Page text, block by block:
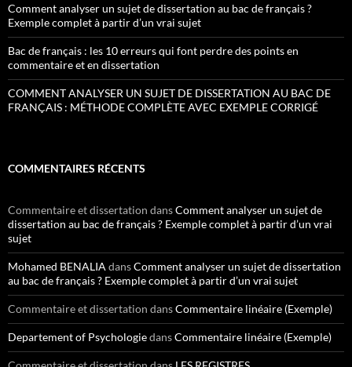
Comment analyser un sujet de dissertation au bac de français ?
Exemple complet à partir d’un vrai sujet
Bac de français : les 10 erreurs qui font perdre des points en
commentaire et en dissertation
COMMENT ANALYSER UN SUJET DE DISSERTATION AU BAC DE
FRANÇAIS : MÉTHODE COMPLÈTE AVEC EXEMPLE CORRIGÉ
COMMENTAIRES RÉCENTS
Commentaire et dissertation dansComment analyser un sujet de
dissertation au bac de français ? Exemple complet à partir d’un vrai
sujet
Mohamed BENALIA dansComment analyser un sujet de dissertation
au bac de français ? Exemple complet à partir d’un vrai sujet
Commentaire et dissertation dansCommentaire linéaire (Exemple)
Departement of PsychologiedansCommentaire linéaire (Exemple)